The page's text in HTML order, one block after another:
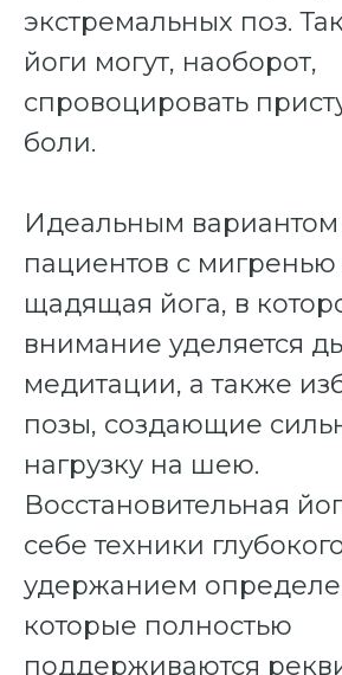
экстремальных поз.
йоги могут, наоборот,
спровоцировать
боли.
Идеальным вариантом
пациентов с мигренью
щадящая йога, в
внимание уделяется
медитации, а также
позы, создающие
нагрузку на шею.
Восстановительная
себе техники
удержанием
которые полностью
поддерживаются